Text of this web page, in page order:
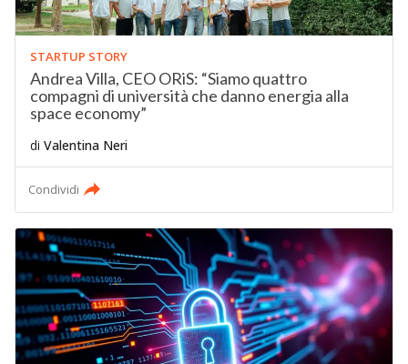
STARTUP STORY
Andrea Villa, CEO ORiS: “Siamo quattro
compagni di università che danno energia alla
space economy”
di Valentina Neri
Condividi